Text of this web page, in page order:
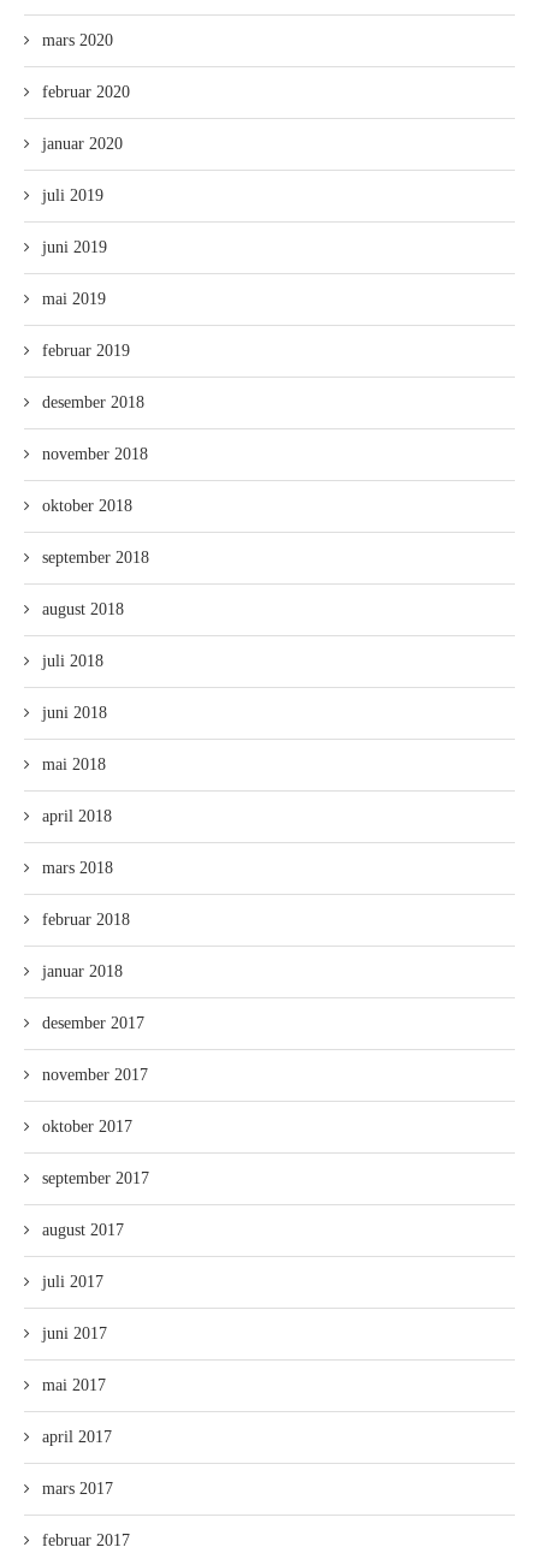
mars 2020
februar 2020
januar 2020
juli 2019
juni 2019
mai 2019
februar 2019
desember 2018
november 2018
oktober 2018
september 2018
august 2018
juli 2018
juni 2018
mai 2018
april 2018
mars 2018
februar 2018
januar 2018
desember 2017
november 2017
oktober 2017
september 2017
august 2017
juli 2017
juni 2017
mai 2017
april 2017
mars 2017
februar 2017